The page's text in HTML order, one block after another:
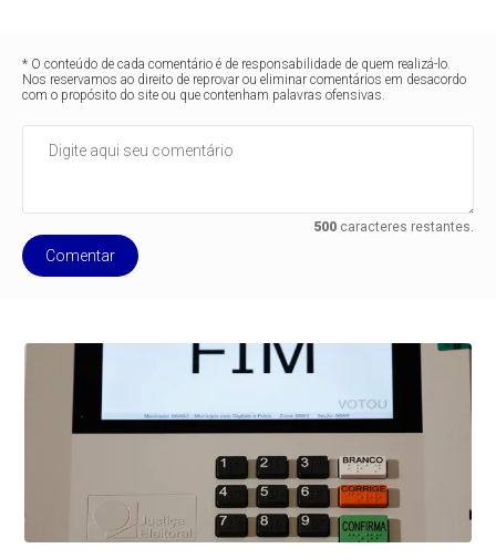
* O conteúdo de cada comentário é de responsabilidade de quem realizá-lo.
Nos reservamos ao direito de reprovar ou eliminar comentários em desacordo
com o propósito do site ou que contenham palavras ofensivas.
500caracteres restantes.
Comentar